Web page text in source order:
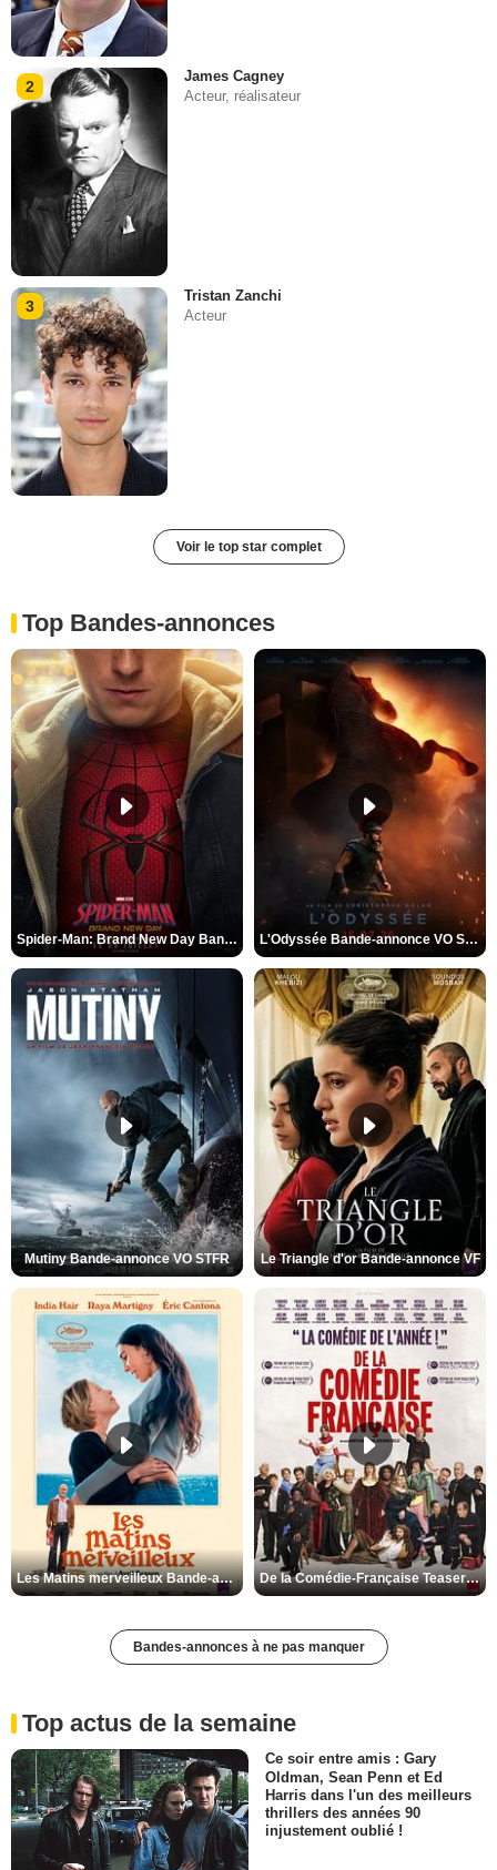
2
James Cagney
Acteur, réalisateur
3
Tristan Zanchi
Acteur
Voir le top star complet
Top Bandes-annonces
Spider-Man: Brand New Day Bande-annonce VO STFR L'Odyssée Bande-annonce VO STFR
Mutiny Bande-annonce VO STFR Le Triangle d'or Bande-annonce VF
Les Matins merveilleux Bande-annonce VF De la Comédie-Française Teaser VF
Bandes-annonces à ne pas manquer
Top actus de la semaine
Ce soir entre amis : Gary
Oldman, Sean Penn et Ed
Harris dans l'un des meilleurs
thrillers des années 90
injustement oublié !